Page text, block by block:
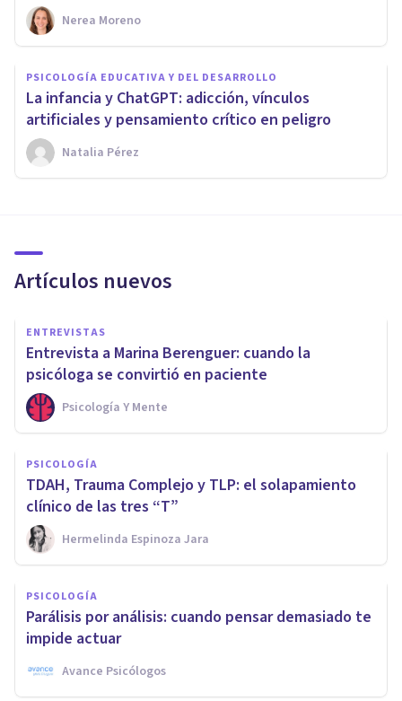
Nerea Moreno
PSICOLOGÍA EDUCATIVA Y DEL DESARROLLO
La infancia y ChatGPT: adicción, vínculos
artificiales y pensamiento crítico en peligro
Natalia Pérez
Artículos nuevos
ENTREVISTAS
Entrevista a Marina Berenguer: cuando la
psicóloga se convirtió en paciente
Psicología Y Mente
PSICOLOGÍA
TDAH, Trauma Complejo y TLP: el solapamiento
clínico de las tres “T”
Hermelinda Espinoza Jara
PSICOLOGÍA
Parálisis por análisis: cuando pensar demasiado te
impide actuar
Avance Psicólogos